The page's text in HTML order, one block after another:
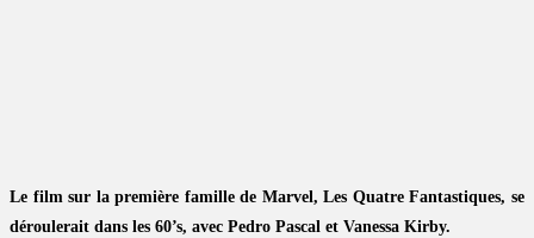
Le film sur la première famille de Marvel, Les Quatre Fantastiques, se
déroulerait dans les 60’s, avec Pedro Pascal et Vanessa Kirby.